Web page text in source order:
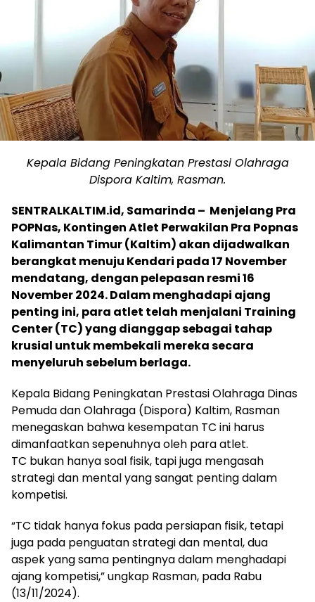
Kepala Bidang Peningkatan Prestasi Olahraga
Dispora Kaltim, Rasman.
SENTRALKALTIM.id, Samarinda – Menjelang Pra
POPNas, Kontingen Atlet Perwakilan Pra Popnas
Kalimantan Timur (Kaltim) akan dijadwalkan
berangkat menuju Kendari pada 17 November
mendatang, dengan pelepasan resmi 16
November 2024. Dalam menghadapi ajang
penting ini, para atlet telah menjalani Training
Center (TC) yang dianggap sebagai tahap
krusial untuk membekali mereka secara
menyeluruh sebelum berlaga.
Kepala Bidang Peningkatan Prestasi Olahraga Dinas
Pemuda dan Olahraga (Dispora) Kaltim, Rasman
menegaskan bahwa kesempatan TC ini harus
dimanfaatkan sepenuhnya oleh para atlet.
TC bukan hanya soal fisik, tapi juga mengasah
strategi dan mental yang sangat penting dalam
kompetisi.
“TC tidak hanya fokus pada persiapan fisik, tetapi
juga pada penguatan strategi dan mental, dua
aspek yang sama pentingnya dalam menghadapi
ajang kompetisi,” ungkap Rasman, pada Rabu
(13/11/2024).